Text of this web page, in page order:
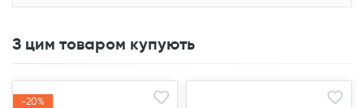
З цим товаром купують
-20%
-20%